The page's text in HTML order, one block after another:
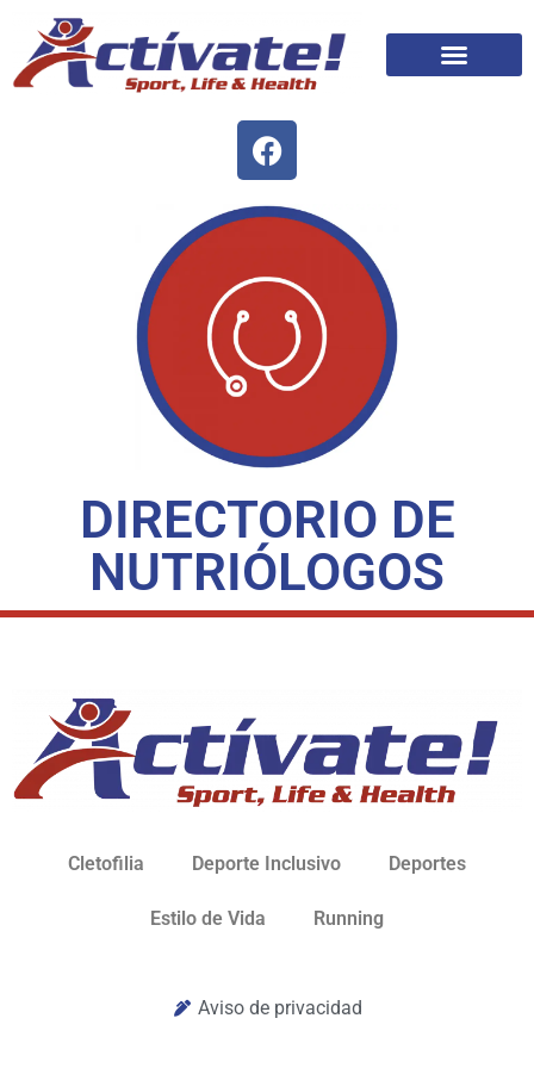
DIRECTORIO DE
NUTRIÓLOGOS
Cletofilia Deporte Inclusivo Deportes
Estilo de Vida Running
Aviso de privacidad